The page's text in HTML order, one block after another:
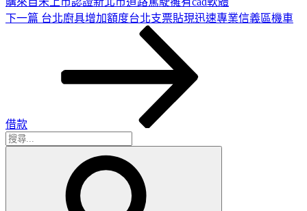
下
下一篇 台北廚具增加額度台北支票貼現迅速專業信義區機車
借款
搜